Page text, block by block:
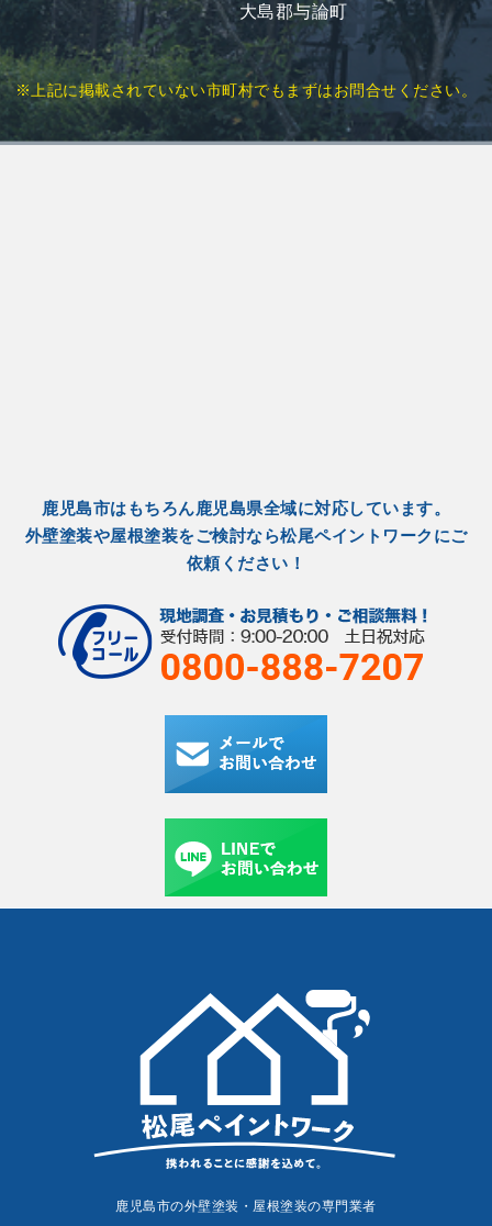
大島郡与論町
※上記に掲載されていない市町村でもまずはお問合せください。
鹿児島市はもちろん鹿児島県全域に対応しています。
外壁塗装や屋根塗装をご検討なら松尾ペイントワークにご
依頼ください！
鹿児島市の外壁塗装・屋根塗装の専門業者